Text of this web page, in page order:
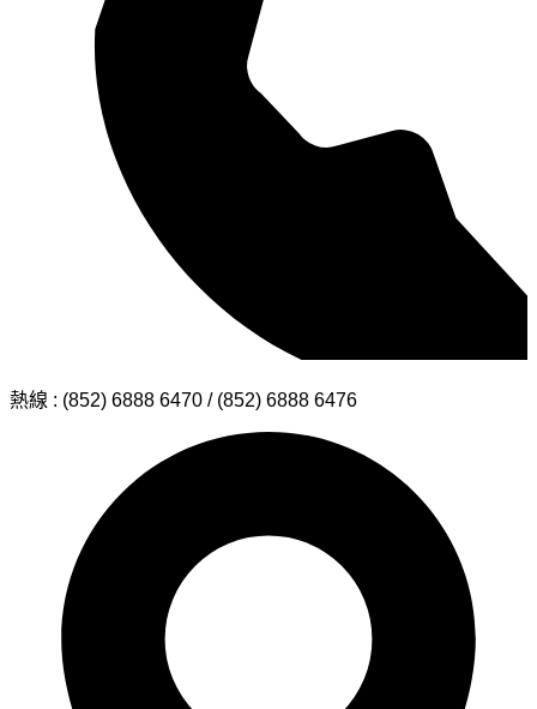
熱線 : (852) 6888 6470 / (852) 6888 6476